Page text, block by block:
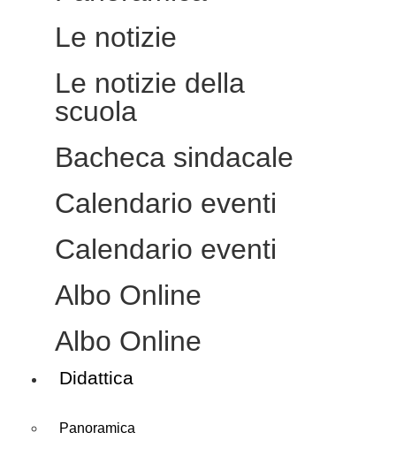
Le notizie
Le notizie della
scuola
Bacheca sindacale
Calendario eventi
Calendario eventi
Albo Online
Albo Online
Didattica
Panoramica